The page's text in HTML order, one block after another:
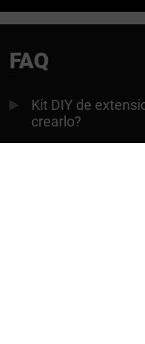
FAQ
Kit DIY de
crearlo?